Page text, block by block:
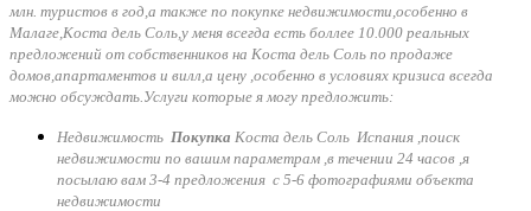
млн. туристов в год,а также по покупке недвижимости,особенно в
Малаге,Коста дель Соль,у меня всегда есть боллее 10.000 реальных
предложений от собственников на Коста дель Соль по продаже
домов,апартаментов и вилл,а цену ,особенно в условиях кризиса всегда
можно обсуждать.Услуги которые я могу предложить:
Недвижимость Покупка Коста дель Соль Испания ,поиск
недвижимости по вашим параметрам ,в течении 24 часов ,я
посылаю вам 3-4 предложения с 5-6 фотографиями объекта
недвижимости